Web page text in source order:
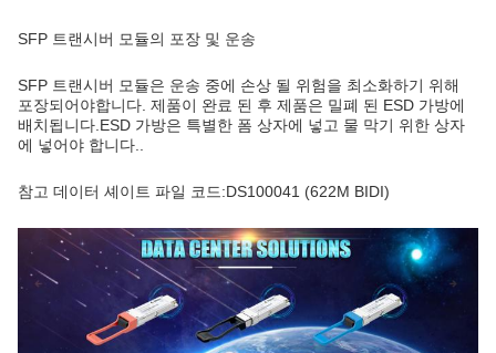
SFP 트랜시버 모듈의 포장 및 운송
SFP 트랜시버 모듈은 운송 중에 손상 될 위험을 최소화하기 위해
포장되어야합니다. 제품이 완료 된 후 제품은 밀폐 된 ESD 가방에
배치됩니다.ESD 가방은 특별한 폼 상자에 넣고 물 막기 위한 상자
에 넣어야 합니다..
참고 데이터 셰이트 파일 코드:DS100041 (622M BIDI)